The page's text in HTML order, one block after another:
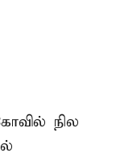
நில